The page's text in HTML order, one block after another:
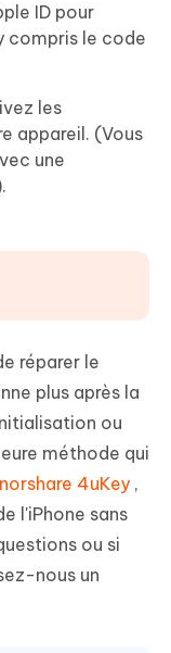
ID pour
compris le code
les
appareil. (Vous
une
réparer le
plus après la
ou
méthode qui
4uKey ,
l'iPhone sans
ou si
nous un